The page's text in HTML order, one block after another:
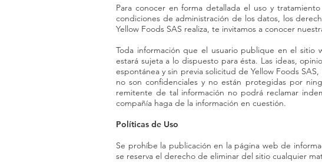
Para conocer en forma detallada el uso y
condiciones de administración de los datos, los
Yellow Foods SAS realiza, te invitamos a conocer
Toda información que el usuario publique en el
estará sujeta a lo dispuesto para ésta. Las ideas,
espontánea y sin previa solicitud de Yellow Foods
no son confidenciales y no están protegidas por
remitente de tal información no podrá reclamar
compañía haga de la información en cuestión.
Políticas de Uso
Se prohíbe la publicación en la página web de
se reserva el derecho de eliminar del sitio cualquier